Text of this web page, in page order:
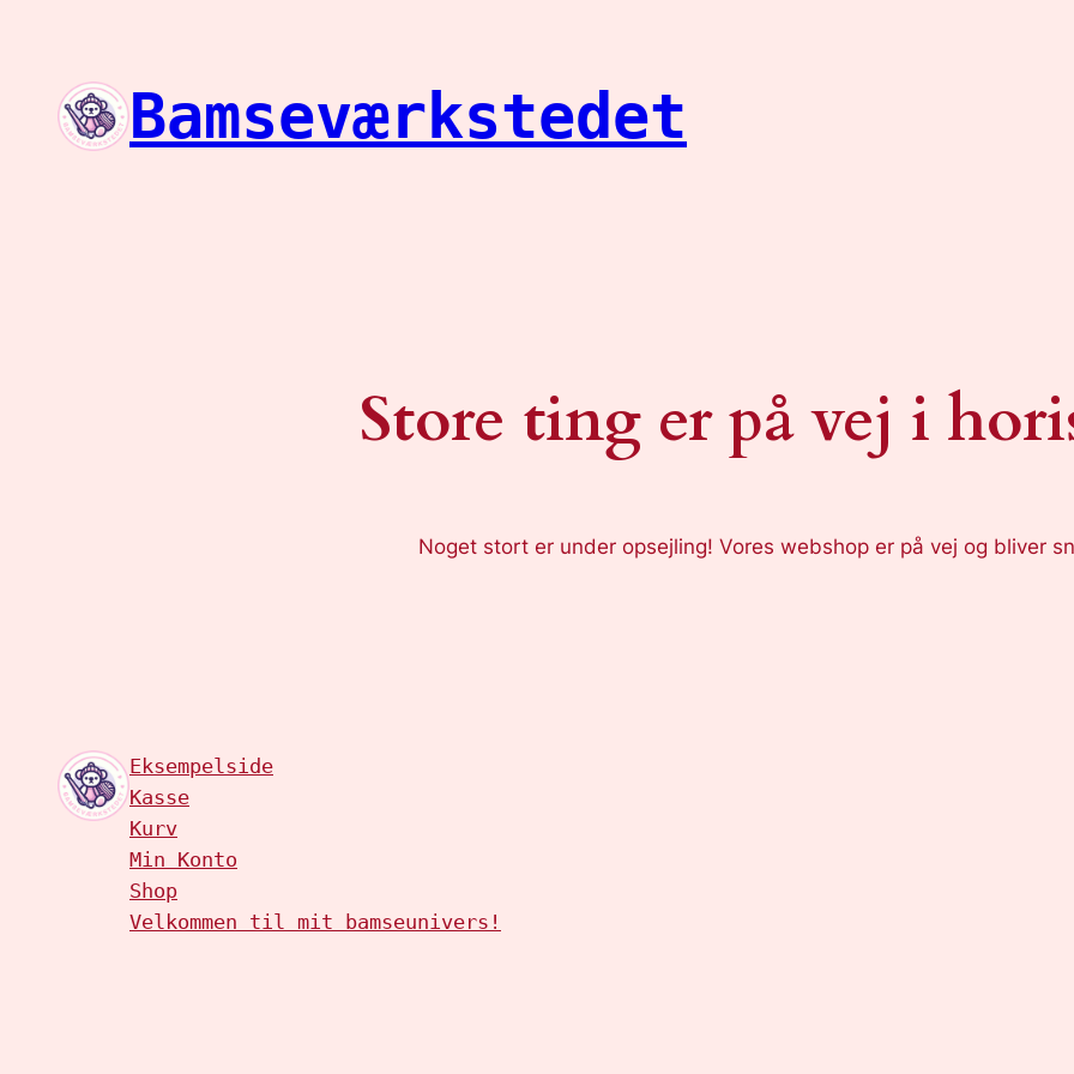
Bamseværkstedet
Store ting er på vej i
Noget stort er under opsejling! Vores webshop er på vej og bliver
Eksempelside
Kasse
Kurv
Min Konto
Shop
Velkommen til mit bamseunivers!